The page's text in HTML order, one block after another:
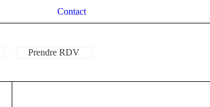
Contact
Prendre RDV